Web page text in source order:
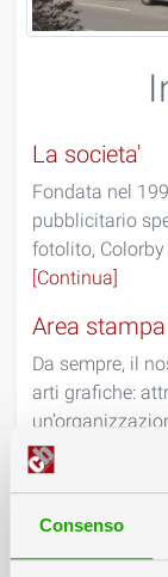
Consenso
La societa'
Fondata nel
pubblicitario
fotolito,
[Continua]
Area
Da sempre, il
arti grafiche:
[Continua]
Area
Nel nostro
esperienza e